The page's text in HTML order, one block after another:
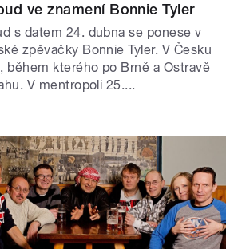
ve znamení Bonnie Tyler
s datem 24. dubna se ponese v
zpěvačky Bonnie Tyler. V Česku
během kterého po Brně a Ostravě
V mentropoli 25....